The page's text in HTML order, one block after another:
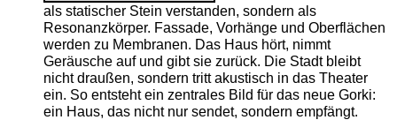
als statischer Stein verstanden, sondern als
Resonanzkörper. Fassade, Vorhänge und Oberflächen
werden zu Membranen. Das Haus hört, nimmt
Geräusche auf und gibt sie zurück. Die Stadt bleibt
nicht draußen, sondern tritt akustisch in das Theater
ein. So entsteht ein zentrales Bild für das neue Gorki:
ein Haus, das nicht nur sendet, sondern empfängt.